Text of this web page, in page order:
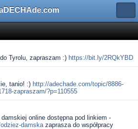
Tyrolu, zapraszam :) https://bit.ly/2RQkYBD
tanio! :) http://adechade.com/topic/8886-
zapraszam/?p=110555
online dostępna pod linkiem -
damskazaprasza do współpracy